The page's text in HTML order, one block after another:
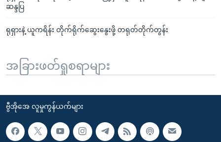
ဆန္ဒပြ
ရုရှားနဲ့ ယူကရိန်း တိုက်ရိုက်ဆွေးနွေးဖို့ တရုတ်တိုက်တွန်း
အခြားဖတ်ရှုစရာများ
ဗွီအိုအေ လူမှုကွန်ယက်များ